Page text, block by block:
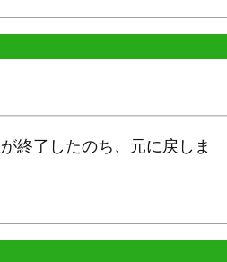
終了したのち、元に戻しま